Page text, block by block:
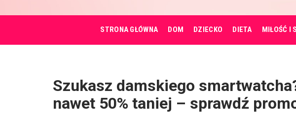
STRONA GŁÓWNA DOM DZIECKO DIETA MIŁOŚĆ I
Szukasz damskiego
nawet 50% taniej – sprawdź